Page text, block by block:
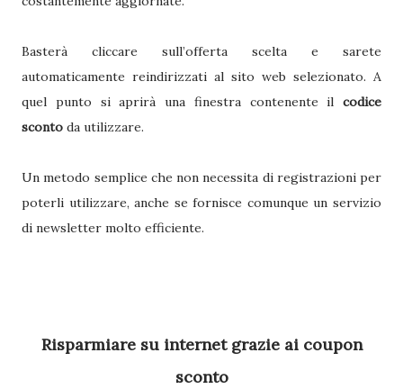
Basterà cliccare sull’offerta scelta e sarete
automaticamente reindirizzati al sito web selezionato. A
quel punto si aprirà una finestra contenente il codice
sconto da utilizzare.
Un metodo semplice che non necessita di registrazioni per
poterli utilizzare, anche se fornisce comunque un servizio
di newsletter molto efficiente.
Risparmiare su internet grazie ai coupon
sconto